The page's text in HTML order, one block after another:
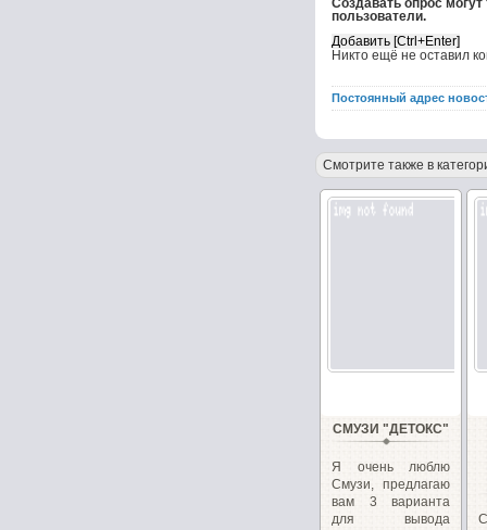
Создавать опрос
пользователи.
Никто ещё не оставил
Постоянный адрес
Смотрите также в
СМУЗИ "ДЕТОКС"
Я очень люблю
Смузи, предлагаю
вам 3 варианта
для вывода